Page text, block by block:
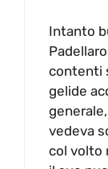
Intanto
contenti
gelide
vedeva
col volto